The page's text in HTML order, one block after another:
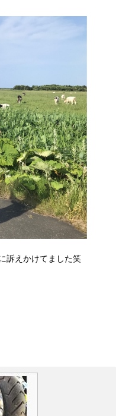
訴えかけてました笑